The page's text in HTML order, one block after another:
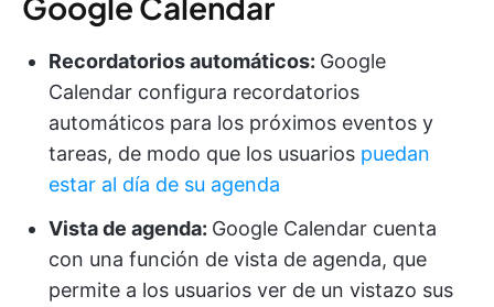
Recordatorios automáticos: Google
Calendar configura recordatorios
automáticos para los próximos eventos y
tareas, de modo que los usuarios puedan
estar al día de su agenda
Vista de agenda: Google Calendar cuenta
con una función de vista de agenda, que
permite a los usuarios ver de un vistazo sus